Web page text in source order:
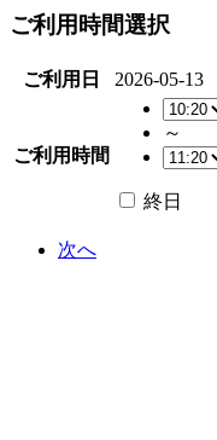
ご利用時間選択
ご利用日 2026-05-13
ご利用時間
～
終日
次へ